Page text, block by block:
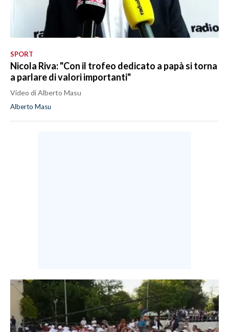
SPORT
Nicola Riva: "Con il trofeo dedicato a papà si torna
a parlare di valori importanti"
Video di Alberto Masu
Alberto Masu